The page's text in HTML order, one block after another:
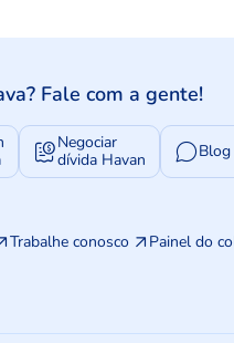
Fale com a gente!
Negociar
dívida Havan
Blog
Trabalhe conosco Painel do